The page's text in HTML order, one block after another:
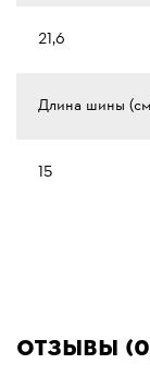
21,6
Длина шины
15
Отзывы